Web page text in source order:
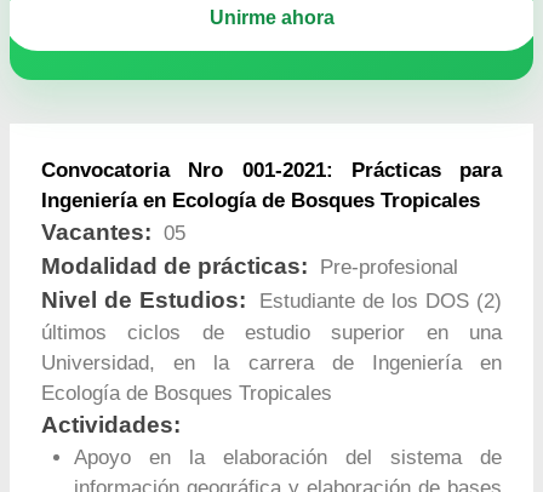
Unirme ahora
Convocatoria Nro 001-2021: Prácticas para
Ingeniería en Ecología de Bosques Tropicales
Vacantes: 05
Modalidad de prácticas: Pre-profesional
Nivel de Estudios:
Estudiante de los DOS (2)
últimos ciclos de estudio superior en una
Universidad, en la carrera de Ingeniería en
Ecología de Bosques Tropicales
Actividades:
Apoyo en la elaboración del sistema de